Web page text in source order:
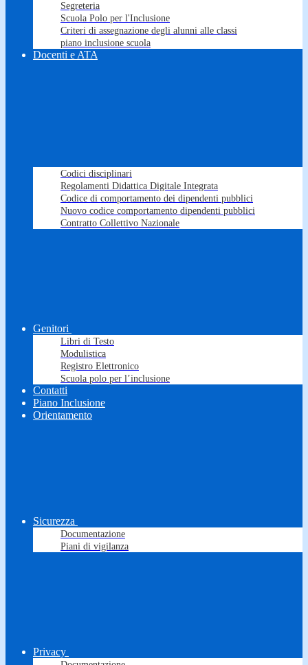
Segreteria
Scuola Polo per l'Inclusione
Criteri di assegnazione degli alunni alle classi
piano inclusione scuola
Docenti e ATA
Codici disciplinari
Regolamenti Didattica Digitale Integrata
Codice di comportamento dei dipendenti pubblici
Nuovo codice comportamento dipendenti pubblici
Contratto Collettivo Nazionale
Genitori
Libri di Testo
Modulistica
Registro Elettronico
Scuola polo per l’inclusione
Contatti
Piano Inclusione
Orientamento
Sicurezza
Documentazione
Piani di vigilanza
Privacy